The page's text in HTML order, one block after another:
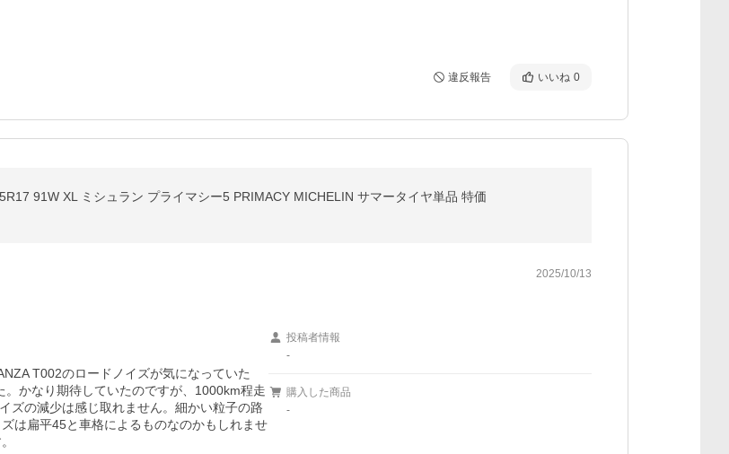
違反報告 いいね 0
91W XL ミシュラン プライマシー5 PRIMACY MICHELIN サマータイヤ単品 特価
2025/10/13
T002のロードノイズが気になっていた
かなり期待していたのですが、1000km程走
ズの減少は感じ取れません。細かい粒子の路
は扁平45と車格によるものなのかもしれませ
投稿者情報
-
購入した商品
-